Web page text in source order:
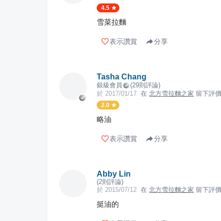
4.5
雪菜拉麵
表示讚賞 分享
Tasha Chang
銀級會員 (29則評論)
於 2017/01/17 在 北方雪拉麵之家 留下評價
2.0
略油
表示讚賞 分享
Abby Lin
(2則評論)
於 2015/07/12 在 北方雪拉麵之家 留下評價
挺油的